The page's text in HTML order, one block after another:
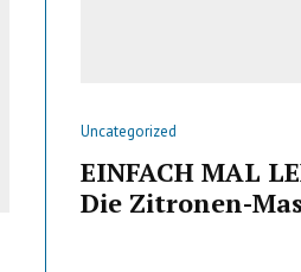
Uncategorized
EINFACH MAL
Die Zitronen-